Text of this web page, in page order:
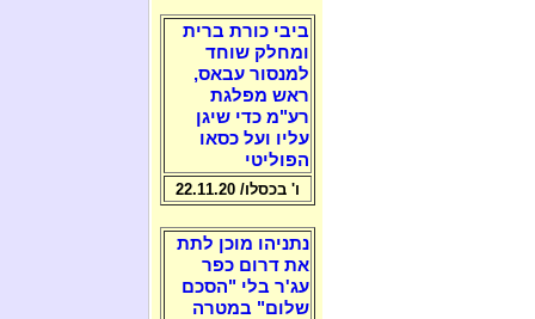
ביבי כורת ברית
ומחלק שוחד
למנסור עבאס,
ראש מפלגת
רע"מ כדי שיגן
עליו ועל כסאו
הפוליטי
ו' בכסלו/ 22.11.20
נתניהו מוכן לתת
את דרום כפר
עג'ר בלי "הסכם
שלום" במטרה